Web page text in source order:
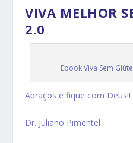
VIVA MELHOR
2.0
Ebook Viva Sem
Abraços e fique com Deus!!
Dr. Juliano Pimentel